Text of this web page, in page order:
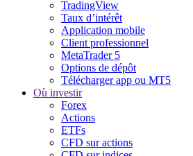
TradingView
Taux d’intérêt
Application mobile
Client professionnel
MetaTrader 5
Options de dépôt
Télécharger app ou MT5
Où investir
Forex
Actions
ETFs
CFD sur actions